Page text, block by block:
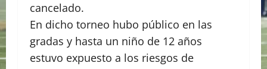
cancelado.
En dicho torneo hubo público en las
gradas y hasta un niño de 12 años
estuvo expuesto a los riesgos de